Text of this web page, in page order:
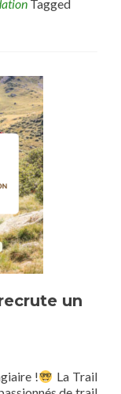
Tagged
un
!
La Trail